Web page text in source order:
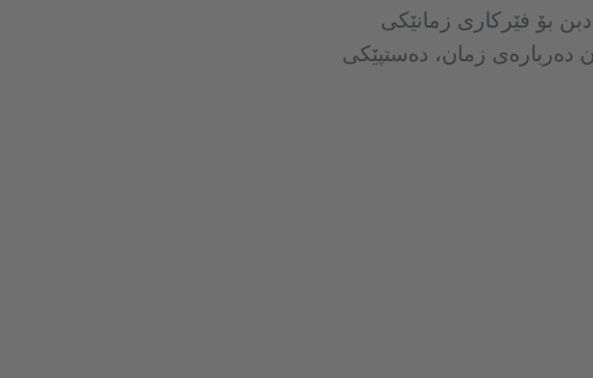
بۆ فێرکاری زمانێکی
دەربارەی زمان، دەستپێکی